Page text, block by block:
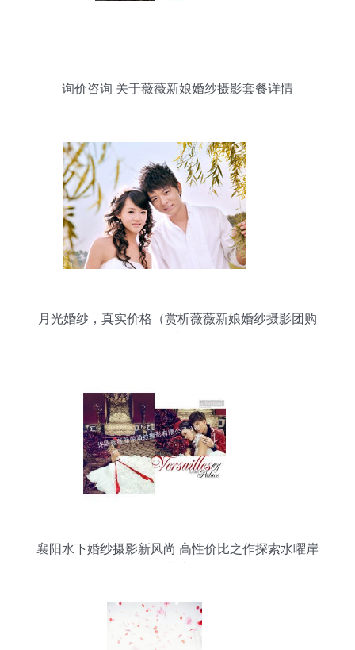
询价咨询 关于薇薇新娘婚纱摄影套餐详情
月光婚纱，真实价格（赏析薇薇新娘婚纱摄影团购
襄阳水下婚纱摄影新风尚 高性价比之作探索水曜岸